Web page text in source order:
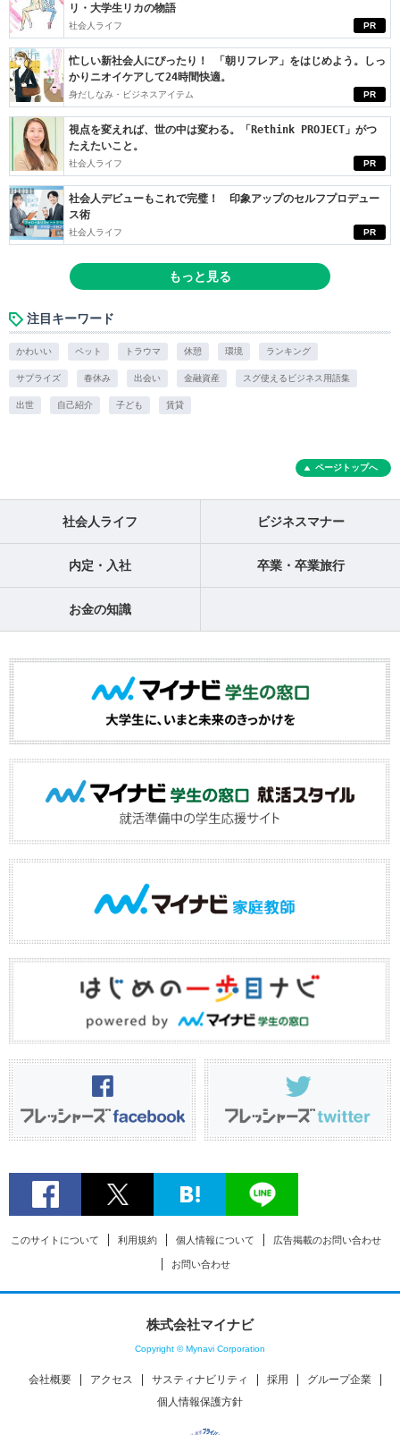
PR
リ・大学生リカの物語
社会人ライフ
PR
忙しい新社会人にぴったり！ 「朝リフレア」をはじめよう。しっ
かりニオイケアして24時間快適。
身だしなみ・ビジネスアイテム
PR
視点を変えれば、世の中は変わる。「Rethink PROJECT」がつ
たえたいこと。
社会人ライフ
PR
社会人デビューもこれで完璧！ 印象アップのセルフプロデュー
ス術
社会人ライフ
もっと見る
注目キーワード
かわいい ペット トラウマ 休憩 環境 ランキング
サプライズ 春休み 出会い 金融資産 スグ使えるビジネス用語集
出世 自己紹介 子ども 賃貸
ページトップへ
社会人ライフ ビジネスマナー
内定・入社 卒業・卒業旅行
お金の知識
このサイトについて 利用規約 個人情報について 広告掲載のお問い合わせ
お問い合わせ
株式会社マイナビ
Copyright © Mynavi Corporation
会社概要 アクセス サスティナビリティ 採用
グループ企業
個人情報保護方針